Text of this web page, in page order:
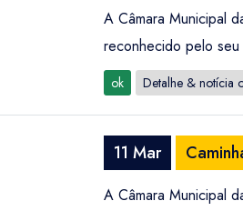
A Câmara Municipal
reconhecido pelo
ok Detalhe & notícia
11 Mar
A Câmara Municipal